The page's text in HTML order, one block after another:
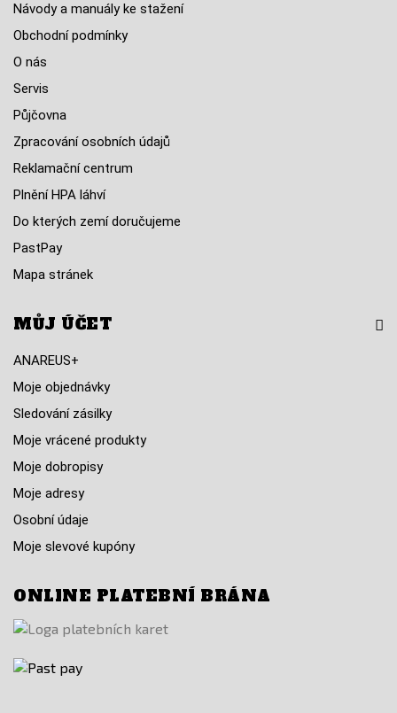
Návody a manuály ke stažení
Obchodní podmínky
O nás
Servis
Půjčovna
Zpracování osobních údajů
Reklamační centrum
Plnění HPA láhví
Do kterých zemí doručujeme
PastPay
Mapa stránek
MŮJ ÚČET
ANAREUS+
Moje objednávky
Sledování zásilky
Moje vrácené produkty
Moje dobropisy
Moje adresy
Osobní údaje
Moje slevové kupóny
ONLINE PLATEBNÍ BRÁNA